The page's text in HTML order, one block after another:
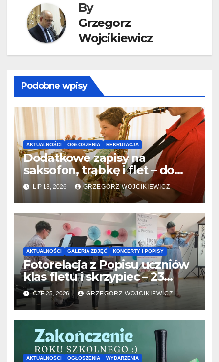
By
Grzegorz
Wojcikiewicz
Podobne wpisy
AKTUALNOŚCI OGŁOSZENIA REKRUTACJA
Dodatkowe zapisy na
saksofon, trąbkę i flet – do
31.07.2026
LIP 13, 2026 GRZEGORZ WOJCIKIEWICZ
AKTUALNOŚCI GALERIA ZDJĘĆ KONCERTY I POPISY
Fotorelacja z Popisu uczniów
klas fletu i skrzypiec – 23
06.2026
CZE 25, 2026 GRZEGORZ WOJCIKIEWICZ
AKTUALNOŚCI OGŁOSZENIA WYDARZENIA